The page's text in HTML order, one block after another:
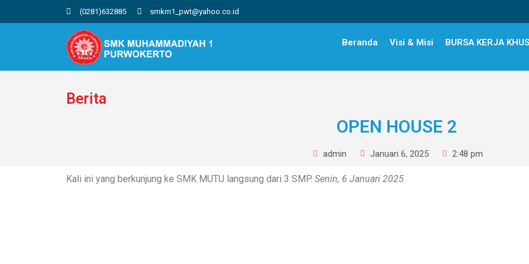
(0281)632885 smkm1_pwt@yahoo.co.id
Beranda Visi & Misi BURSA KERJA
Berita
OPEN HOUSE 2
admin Januari 6, 2025 2:48 pm
Kali ini yang berkunjung ke SMK MUTU langsung dari 3 SMP. Senin, 6 Januari 2025